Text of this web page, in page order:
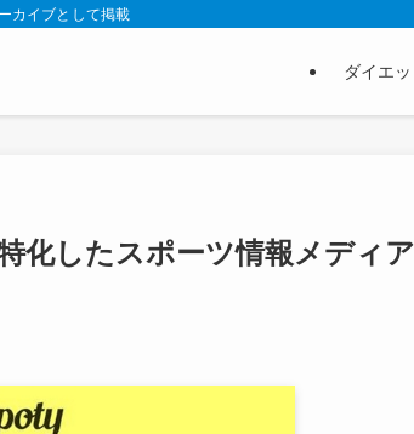
カイブとして掲載
ダイエ
化したスポーツ情報メディ